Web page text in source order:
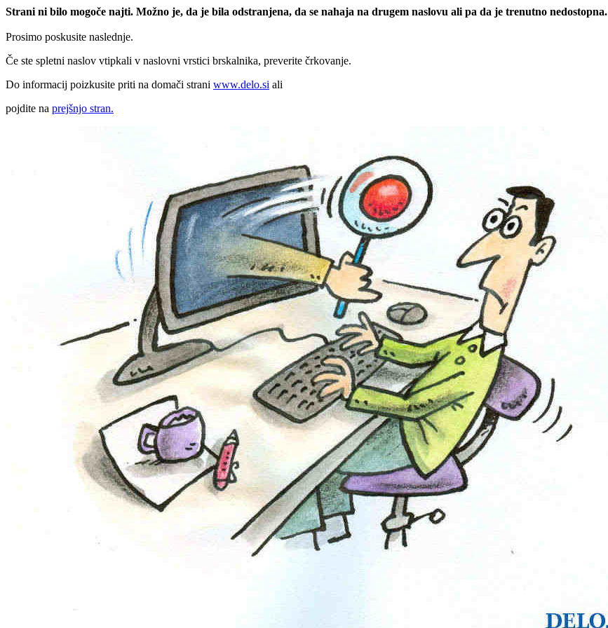
Strani ni bilo mogoče najti. Možno je, da je bila odstranjena, da se nahaja na drugem naslovu ali pa da je trenutno nedostopna.
Prosimo poskusite naslednje.
Če ste spletni naslov vtipkali v naslovni vrstici brskalnika, preverite črkovanje.
Do informacij poizkusite priti na domači strani www.delo.si ali
pojdite na prejšnjo stran.